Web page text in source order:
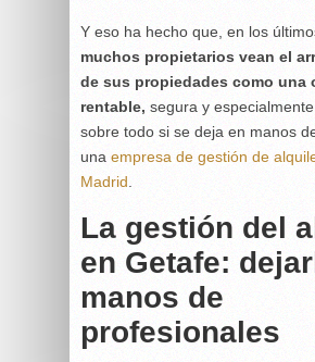
Y eso ha hecho que, en los
muchos propietarios vean el
de sus propiedades como una
rentable, segura y especialmente
sobre todo si se deja en manos
una empresa de gestión de
Madrid
La gestión del
en Getafe:
manos de
profesionales